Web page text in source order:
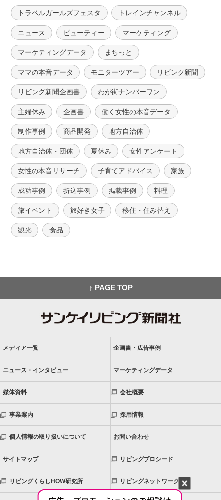
トラベルガールズフェスタ トレインチャンネル
ニュース ビューティー マーケティング
マーケティングデータ まちっと
ママの本音データ モニターツアー リビング新聞
リビング新聞企画書 わが街ナンバーワン
主婦休み 企画書 働く女性の本音データ
制作事例 商品開発 地方自治体
地方自治体・団体 夏休み 女性アンケート
女性の本音リサーチ 子育てアドバイス 家族
成功事例 折込事例 掲載事例 料理
旅イベント 旅好き女子 移住・住み替え
観光 食品
↑ PAGE TOP
メディア一覧 企画書・広告事例
ニュース・インタビュー マーケティングデータ
媒体資料 会社概要
事業案内 採用情報
個人情報の取り扱いについて お問い合わせ
サイトマップ リビングプロシード
リビングくらしHOW研究所 リビングネットワーク